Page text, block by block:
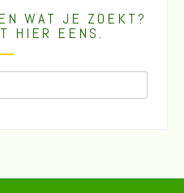
WAT JE ZOEKT?
HIER EENS.